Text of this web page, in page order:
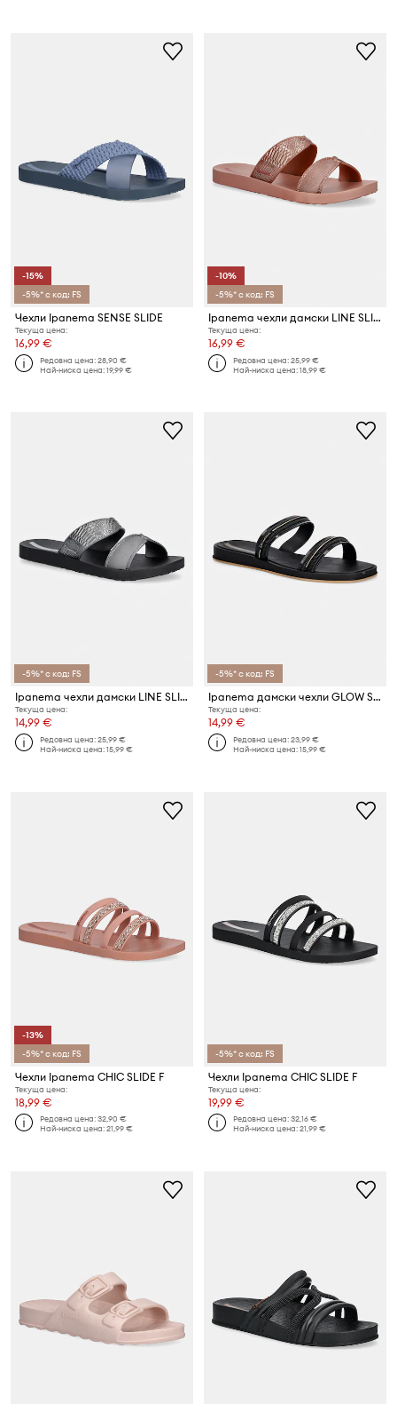
-15%
-5%* с код: FS
Чехли Ipanema SENSE SLIDE
Текуща цена:
16,99 €
Редовна цена:28,90 €
Най-ниска цена:19,99 €
-10%
-5%* с код: FS
Ipanema чехли дамски LINE SLIDE F
Текуща цена:
16,99 €
Редовна цена:25,99 €
Най-ниска цена:18,99 €
-5%* с код: FS
Ipanema чехли дамски LINE SLIDE F
Текуща цена:
14,99 €
Редовна цена:25,99 €
Най-ниска цена:15,99 €
-5%* с код: FS
Ipanema дамски чехли GLOW SLIDE A
Текуща цена:
14,99 €
Редовна цена:23,99 €
Най-ниска цена:15,99 €
-13%
-5%* с код: FS
Чехли Ipanema CHIC SLIDE F
Текуща цена:
18,99 €
Редовна цена:32,90 €
Най-ниска цена:21,99 €
-5%* с код: FS
Чехли Ipanema CHIC SLIDE F
Текуща цена:
19,99 €
Редовна цена:32,16 €
Най-ниска цена:21,99 €